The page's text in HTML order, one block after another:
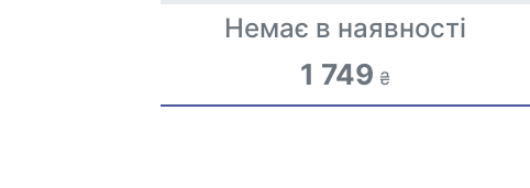
Немає в наявності
1 749 ₴